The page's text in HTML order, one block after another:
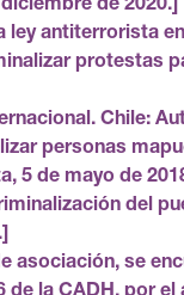
de 2020.
ley antiterrorista
protestas
Chile:
personas
5 de mayo de
del
asociación, se